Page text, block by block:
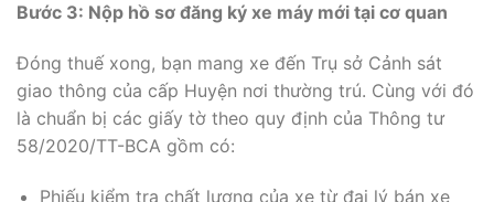
Bước 3: Nộp hồ sơ đăng ký xe máy mới tại cơ quan
Đóng thuế xong, bạn mang xe đến Trụ sở Cảnh sát
giao thông của cấp Huyện nơi thường trú. Cùng với đó
là chuẩn bị các giấy tờ theo quy định của Thông tư
58/2020/TT-BCA gồm có:
Phiếu kiểm tra chất lượng của xe từ đại lý bán xe